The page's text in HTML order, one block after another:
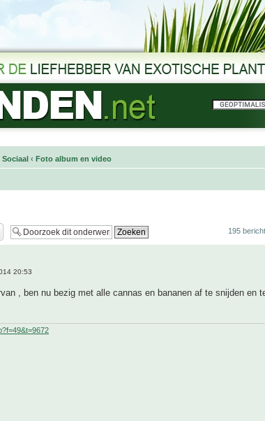
Sociaal ‹ Foto album en video
195
20:53
, ben nu bezig met alle cannas en bananen af te snijden en